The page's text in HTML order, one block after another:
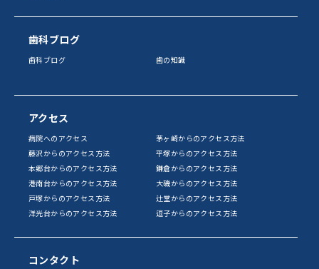
歯科ブログ
歯科ブログ 歯の知識
アクセス
病院へのアクセス
茅ヶ崎からのアクセス方法
藤沢からのアクセス方法
平塚からのアクセス方法
本郷台からのアクセス方法
鎌倉からのアクセス方法
港南台からのアクセス方法
大磯からのアクセス方法
戸塚からのアクセス方法
辻堂からのアクセス方法
洋光台からのアクセス方法
逗子からのアクセス方法
コンタクト